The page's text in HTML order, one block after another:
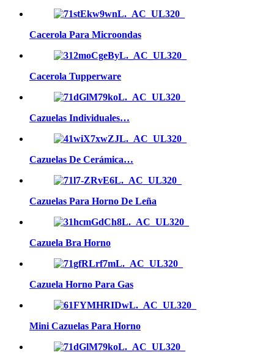
Cacerola Para Microondas
Cacerola Tupperware
Cazuelas Individuales…
Cazuelas De Cerámica…
Cazuelas Para Horno De Leña
Cazuela Bra Horno
Cazuela Horno Para Gas
Mini Cazuelas Para Horno